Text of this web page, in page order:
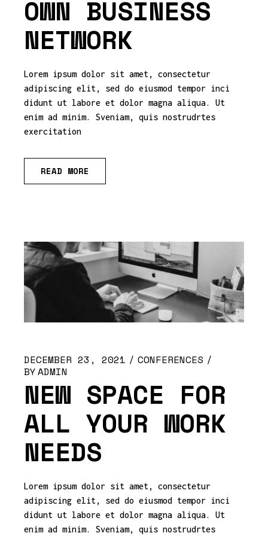
OWN BUSINESS
NETWORK
Lorem ipsum dolor sit amet, consectetur
adipiscing elit, sed do eiusmod tempor inci
didunt ut labore et dolor magna aliqua. Ut
enim ad minim. Sveniam, quis nostrudrtes
exercitation
READ MORE
DECEMBER 23, 2021
CONFERENCES
BYADMIN
NEW SPACE FOR
ALL YOUR WORK
NEEDS
Lorem ipsum dolor sit amet, consectetur
adipiscing elit, sed do eiusmod tempor inci
didunt ut labore et dolor magna aliqua. Ut
enim ad minim. Sveniam, quis nostrudrtes